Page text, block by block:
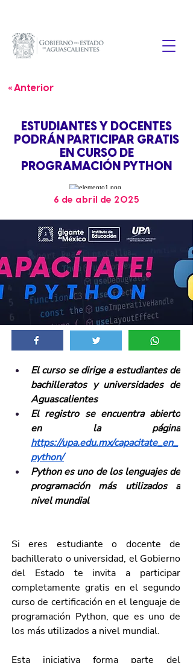
« Anterior
ESTUDIANTES Y DOCENTES
PODRÁN PARTICIPAR GRATIS
EN CURSO DE
PROGRAMACIÓN PYTHON
6 de abril de 2025
El curso se dirige a estudiantes de
bachilleratos y universidades de
Aguascalientes
El registro se encuentra abierto
https://upa.edu.mx/capacitate_en_
python/
Python es uno de los lenguajes de
programación más utilizados a
nivel mundial
Si eres estudiante o docente de
bachillerato o universidad, el Gobierno
del Estado te invita a participar
completamente gratis en el segundo
curso de certificación en el lenguaje de
programación Python, que es uno de
los más utilizados a nivel mundial.
Esta iniciativa forma parte del